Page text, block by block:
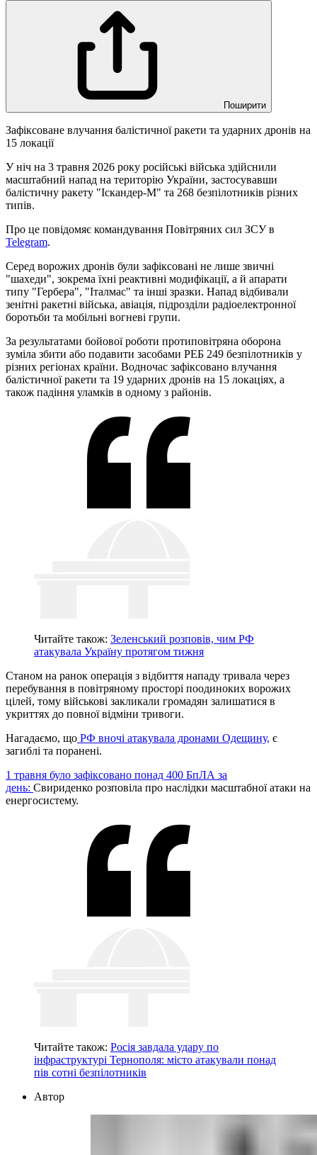
Поширити
Зафіксоване влучання балістичної ракети та ударних дронів на
15 локації
У ніч на 3 травня 2026 року російські війська здійснили
масштабний напад на територію України, застосувавши
балістичну ракету "Іскандер-М" та 268 безпілотників різних
типів.
Про це повідомяє командування Повітряних сил ЗСУ в
Telegram.
Серед ворожих дронів були зафіксовані не лише звичні
"шахеди", зокрема їхні реактивні модифікації, а й апарати
типу "Гербера", "Італмас" та інші зразки. Напад відбивали
зенітні ракетні війська, авіація, підрозділи радіоелектронної
боротьби та мобільні вогневі групи.
За результатами бойової роботи протиповітряна оборона
зуміла збити або подавити засобами РЕБ 249 безпілотників у
різних регіонах країни. Водночас зафіксовано влучання
балістичної ракети та 19 ударних дронів на 15 локаціях, а
також падіння уламків в одному з районів.
Читайте також: Зеленський розповів, чим РФ
атакувала Україну протягом тижня
Станом на ранок операція з відбиття нападу тривала через
перебування в повітряному просторі поодиноких ворожих
цілей, тому військові закликали громадян залишатися в
укриттях до повної відміни тривоги.
Нагадаємо, що РФ вночі атакувала дронами Одещину, є
загиблі та поранені.
1 травня було зафіксовано понад 400 БпЛА за
день: Свириденко розповіла про наслідки масштабної атаки на
енергосистему.
Читайте також: Росія завдала удару по
інфраструктурі Тернополя: місто атакували понад
пів сотні безпілотників
Автор